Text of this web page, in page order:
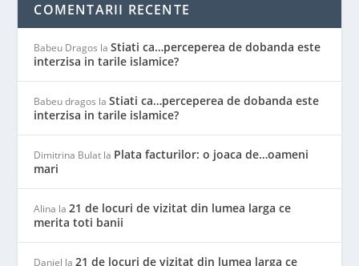
COMENTARII RECENTE
Babeu Dragos laStiati ca…perceperea de dobanda este
interzisa in tarile islamice?
Babeu dragos laStiati ca…perceperea de dobanda este
interzisa in tarile islamice?
Dimitrina Bulat la Plata facturilor: o joaca de…oameni
mari
Alina la21 de locuri de vizitat din lumea larga ce
merita toti banii
Daniel la21 de locuri de vizitat din lumea larga ce